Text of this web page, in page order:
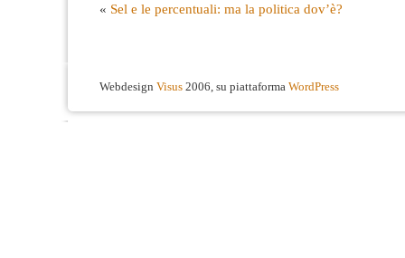
« Sel e le percentuali: ma la politica dov’è?
Webdesign Visus 2006, su piattaforma WordPress